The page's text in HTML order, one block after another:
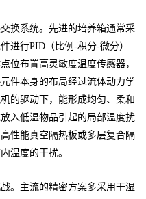
换系统。先进的培养箱通常采
进行PID（比例-积分-微分）
位布置高灵敏度温度传感器，
件本身的布局经过流体动力学
的驱动下，能形成均匀、柔和
入低温物品引起的局部温度扰
性能真空隔热板或多层复合隔
温度的干扰。
。主流的精密方案多采用干湿